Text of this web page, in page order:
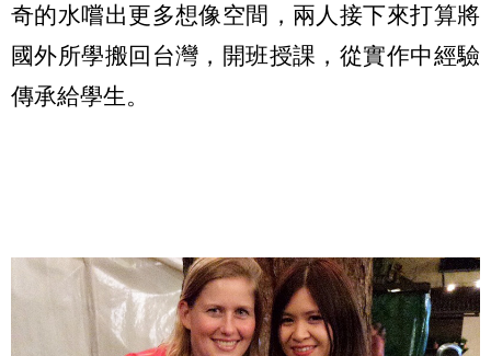
奇的水嚐出更多想像空間，兩人接下來打算將
國外所學搬回台灣，開班授課，從實作中經驗
傳承給學生。